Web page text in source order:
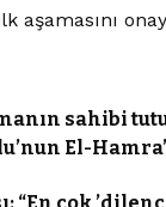
aşamasını
sahibi
El-